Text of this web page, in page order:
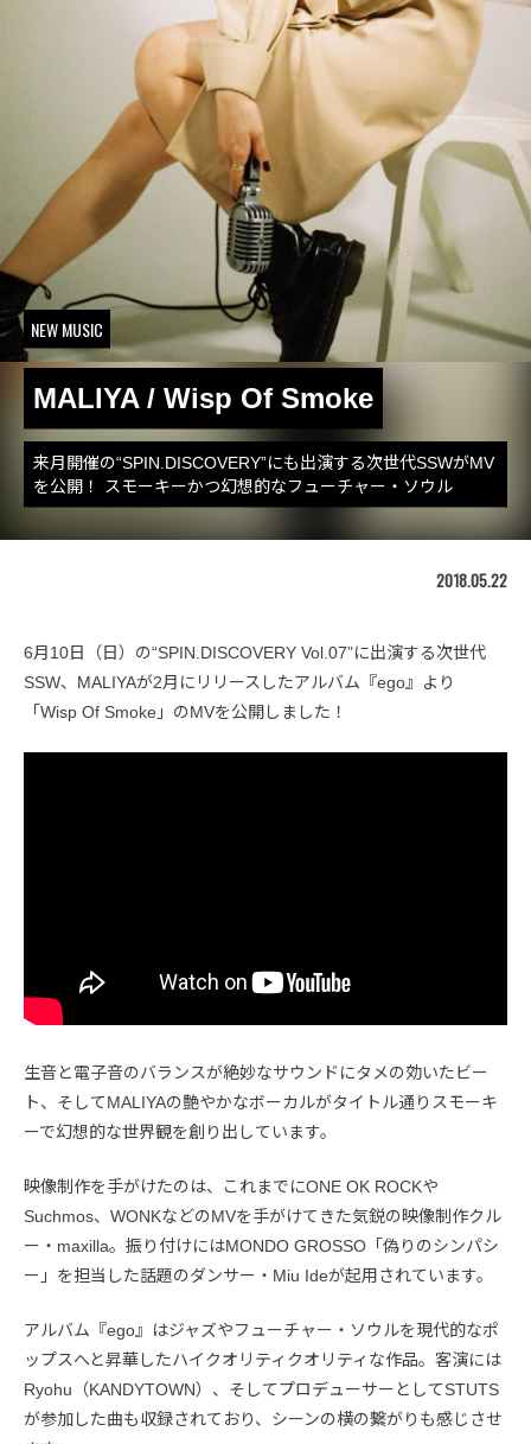
NEW MUSIC
MALIYA / Wisp Of Smoke
来月開催の“SPIN.DISCOVERY”にも出演する次世代SSWがMV
を公開！ スモーキーかつ幻想的なフューチャー・ソウル
2018.05.22
6月10日（日）の“SPIN.DISCOVERY Vol.07”に出演する次世代
SSW、MALIYAが2月にリリースしたアルバム『ego』より
「Wisp Of Smoke」のMVを公開しました！
生音と電子音のバランスが絶妙なサウンドにタメの効いたビー
ト、そしてMALIYAの艶やかなボーカルがタイトル通りスモーキ
ーで幻想的な世界観を創り出しています。
映像制作を手がけたのは、これまでにONE OK ROCKや
Suchmos、WONKなどのMVを手がけてきた気鋭の映像制作クル
ー・maxilla。振り付けにはMONDO GROSSO「偽りのシンパシ
ー」を担当した話題のダンサー・Miu Ideが起用されています。
アルバム『ego』はジャズやフューチャー・ソウルを現代的なポ
ップスへと昇華したハイクオリティクオリティな作品。客演には
Ryohu（KANDYTOWN）、そしてプロデューサーとしてSTUTS
が参加した曲も収録されており、シーンの横の繋がりも感じさせ